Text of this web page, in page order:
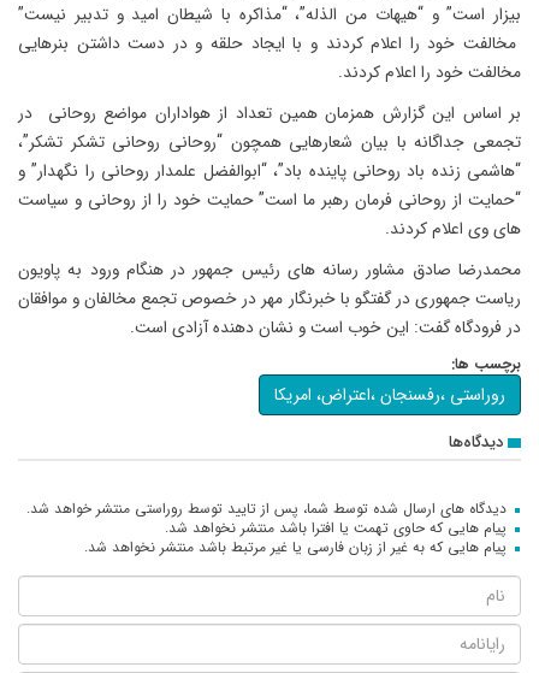
بیزار است” و “هیهات من الذله”، “مذاکره با شیطان امید و تدبیر نیست”
مخالفت خود را اعلام کردند و با ایجاد حلقه و در دست داشتن بنرهایی
مخالفت خود را اعلام کردند.
بر اساس این گزارش همزمان همین تعداد از هواداران مواضع روحانی در
تجمعی جداگانه با بیان شعارهایی همچون “روحانی روحانی تشکر تشکر”،
“هاشمی زنده باد روحانی پاینده باد”، “ابوالفضل علمدار روحانی را نگهدار” و
“حمایت از روحانی فرمان رهبر ما است” حمایت خود را از روحانی و سیاست
های وی اعلام کردند.
محمدرضا صادق مشاور رسانه های رئیس جمهور در هنگام ورود به پاویون
ریاست جمهوری در گفتگو با خبرنگار مهر در خصوص تجمع مخالفان و موافقان
در فرودگاه گفت: این خوب است و نشان دهنده آزادی است.
برچسب ها:
روراستی ،رفسنجان ،اعتراض، امریکا
دیدگاه‌ها
دیدگاه های ارسال شده توسط شما، پس از تایید توسط روراستی منتشر خواهد شد.
پیام هایی که حاوی تهمت یا افترا باشد منتشر نخواهد شد.
پیام هایی که به غیر از زبان فارسی یا غیر مرتبط باشد منتشر نخواهد شد.